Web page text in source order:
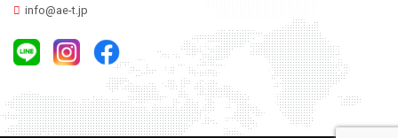
info@ae-t.jp